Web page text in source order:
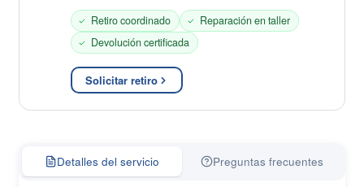
Retiro coordinado
Reparación en taller
Devolución certificada
Solicitar retiro
Detalles del servicio Preguntas frecuentes